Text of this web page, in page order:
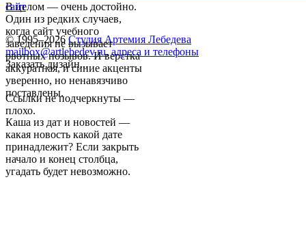
В целом — очень достойно.
Один из редких случаев,
когда сайт учебного
заведения не вызывает
рвотных позывов. И верстка
аккуратная, и синие акценты
уверенно, но ненавязчиво
поставлены.
Ссылки не подчеркнуты —
плохо.
Каша из дат и новостей —
какая новость какой дате
принадлежит? Если закрыть
начало и конец столбца,
угадать будет невозможно.
сайт
© 1995–2026 Студия Артемия Лебедева
mailbox@artlebedev.ru, адреса и телефоны
Заказать дизайн...